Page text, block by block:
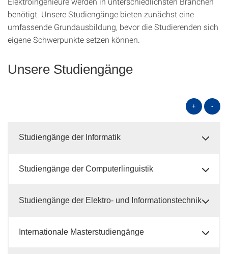
benötigt. Unsere Studiengänge bieten zunächst eine
umfassende Grundausbildung, bevor die Studierenden sich
eigene Schwerpunkte setzen können.
Unsere Studiengänge
+ -
Studiengänge der Informatik
Studiengänge der Computerlinguistik
Studiengänge der Elektro- und Informationstechnik
Internationale Masterstudiengänge